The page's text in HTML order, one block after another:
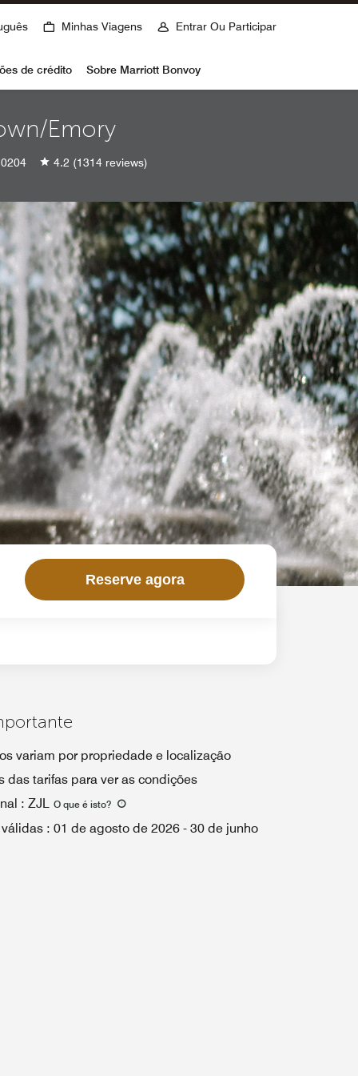
Minhas Viagens Entrar Ou Participar
de crédito Sobre Marriott Bonvoy
Emory
4.2 (1314 reviews)
Reserve agora
variam por propriedade e localização
das tarifas para ver as condições
: ZJL O que é isto?
: 01 de agosto de 2026 - 30 de junho